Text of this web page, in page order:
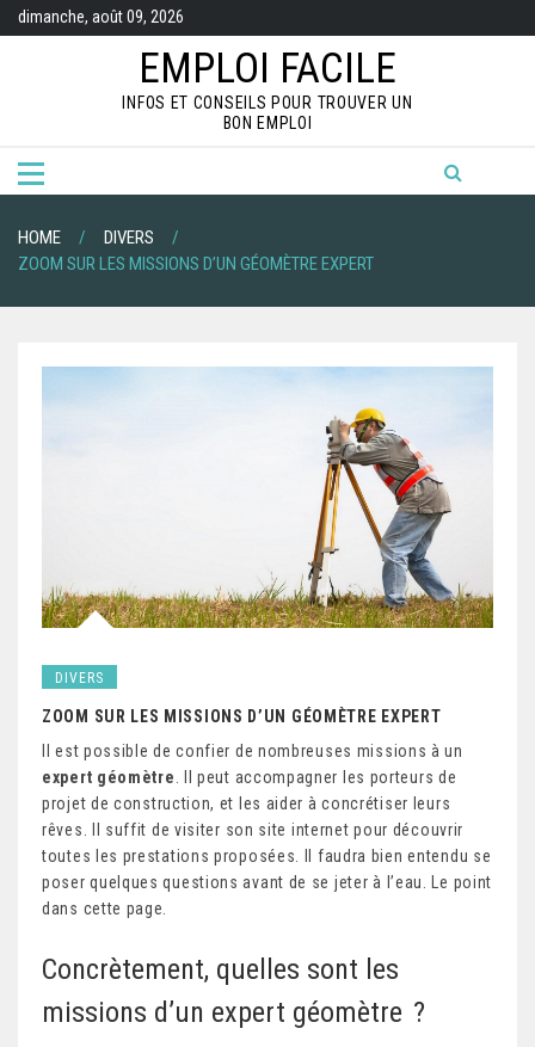
t
dimanche, août 09, 2026
EMPLOI FACILE
INFOS ET CONSEILS POUR TROUVER UN
BON EMPLOI
HOME
DIVERS
ZOOM SUR LES MISSIONS D’UN GÉOMÈTRE EXPERT
DIVERS
ZOOM SUR LES MISSIONS D’UN GÉOMÈTRE EXPERT
Il est possible de confier de nombreuses missions à un
expert géomètre . Il peut accompagner les porteurs de
projet de construction, et les aider à concrétiser leurs
rêves. Il suffit de visiter son site internet pour découvrir
toutes les prestations proposées. Il faudra bien entendu se
poser quelques questions avant de se jeter à l’eau. Le point
dans cette page.
Concrètement, quelles sont les
missions d’un expert géomètre ?